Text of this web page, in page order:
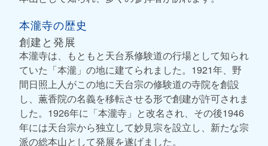
本瀧寺の歴史
創建と発展
本瀧寺は、もともと天台系修験道の行場として知られ
ていた「本瀧」の地に建てられました。1921年、野
間日照上人がこの地に天台宗の修験道の寺院を創設
し、薫香院の名義を移転させる形で創建が許可されま
した。1926年に「本瀧寺」と改名され、その後1946
年には天台宗から独立して妙見宗を設立し、新たな宗
派の総本山として発展を遂げました。